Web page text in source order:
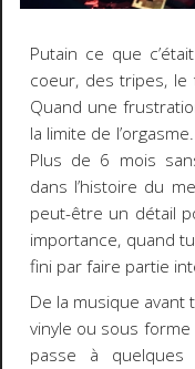
Putain ce que
coeur, des tripes,
Quand une
la limite de
Plus de 6 mois
dans l’histoire du
peut-être un détail
importance, quand
fini par faire partie
De la musique
vinyle ou sous
passe à